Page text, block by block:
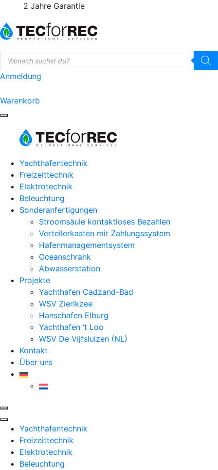
2 Jahre Garantie
Products
search
Anmeldung
Warenkorb
Yachthafentechnik
Freizeittechnik
Elektrotechnik
Beleuchtung
Sonderanfertigungen
Stroomsäule kontaktloses Bezahlen
Verteilerkasten mit Zahlungssystem
Hafenmanagementsystem
Oceanschrank
Abwasserstation
Projekte
Yachthafen Cadzand-Bad
WSV Zierikzee
Hansehafen Elburg
Yachthafen ‘t Loo
WSV De Vijfsluizen (NL)
Kontakt
Über uns
Yachthafentechnik
Freizeittechnik
Elektrotechnik
Beleuchtung